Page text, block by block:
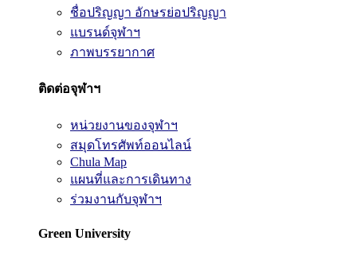
ชื่อปริญญา อักษรย่อปริญญา
แบรนด์จุฬาฯ
ภาพบรรยากาศ
ติดต่อจุฬาฯ
หน่วยงานของจุฬาฯ
สมุดโทรศัพท์ออนไลน์
Chula Map
แผนที่และการเดินทาง
ร่วมงานกับจุฬาฯ
Green University